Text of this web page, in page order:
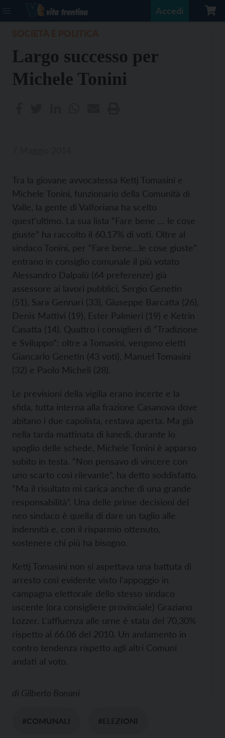
Accedi
Largo successo per
Michele Tonini
Tra la giovane avvocatessa Kettj Tomasini e
Michele Tonini, funzionario della Comunità di
Valle, la gente di Valforiana ha scelto
quest'ultimo. La sua lista “Fare bene … le cose
giuste” ha raccolto il 60,17% di voti. Oltre al
sindaco Tonini, per “Fare bene…le cose giuste”
entrano in consiglio comunale il più votato
Alessandro Dalpalù (64 preferenze) già
assessore ai lavori pubblici, Sergio Genetin
(51), Sara Gennari (33), Giuseppe Barcatta (26),
Denis Mattivi (19), Ester Palmieri (19) e Ketrin
Casatta (14). Quattro i consiglieri di “Tradizione
e Sviluppo”: oltre a Tomasini, vengono eletti
Giancarlo Genetin (43 voti), Manuel Tomasini
(32) e Paolo Micheli (28).
Le previsioni della vigilia erano incerte e la
sfida, tutta interna alla frazione Casanova dove
abitano i due capolista, restava aperta. Ma già
nella tarda mattinata di lunedì, durante lo
spoglio delle schede, Michele Tonini è apparso
subito in testa. “Non pensavo di vincere con
uno scarto così rilevante”, ha detto soddisfatto.
“Ma il risultato mi carica anche di una grande
responsabilità”. Una delle prime decisioni del
neo sindaco è quella di dare un taglio alle
indennità e, con il risparmio ottenuto,
sostenere chi più ha bisogno.
Kettj Tomasini non si aspettava una battuta di
arresto così evidente visto l'appoggio in
campagna elettorale dello stesso sindaco
uscente (ora consigliere provinciale) Graziano
Lozzer. L'affluenza alle urne è stata del 70,30%
rispetto al 66.06 del 2010. Un andamento in
contro tendenza rispetto agli altri Comuni
andati al voto.
di Gilberto Bonani
#COMUNALI #ELEZIONI